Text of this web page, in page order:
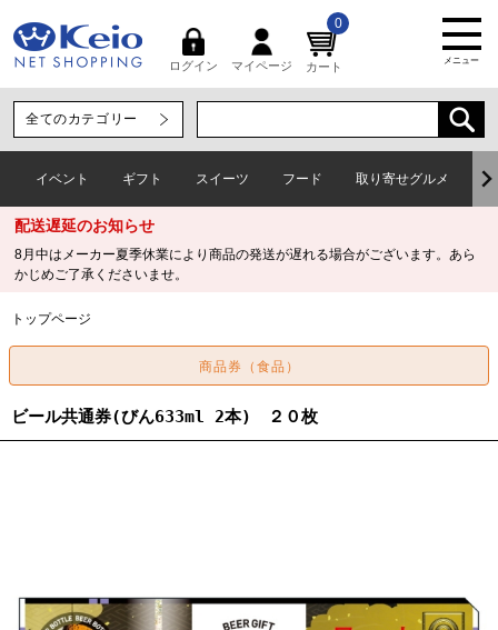
ログイン マイページ カート
0
メニュー
イベント ギフト スイーツ フード 取り寄せグルメ
配送遅延のお知らせ
8月中はメーカー夏季休業により商品の発送が遅れる場合がございます。あら
かじめご了承くださいませ。
トップページ
ビール共通券(びん633ml 2本) ２０枚